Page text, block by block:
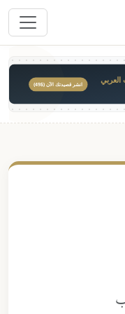
انشر قصيدتك الآن ($49)